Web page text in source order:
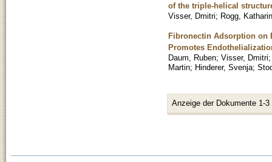
of the triple-helical
Visser, Dmitri; Rogg,
Fibronectin Adsorption on
Promotes
Daum, Ruben; Visser, Dmitri
Martin; Hinderer, Svenja;
Anzeige der Dokumente 1-3